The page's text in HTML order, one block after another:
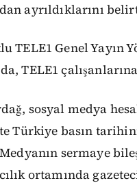
ayrıldıklarını
TELE1 Genel Yayın
TELE1
sosyal medya
Türkiye basın
sermaye
ortamında